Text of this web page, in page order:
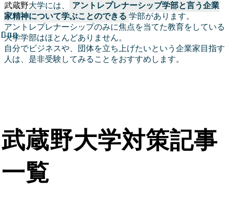
武蔵野大学には、
アントレプレナーシップ学部と言う企業
家精神について学ぶことのできる 学部があります。
アントレプレナーシップのみに焦点を当てた教育をしている
大学学部はほとんどありません。
自分でビジネスや、団体を立ち上げたいという企業家目指す
人は、是非受験してみることをおすすめします。
武蔵野大学対策記事
一覧